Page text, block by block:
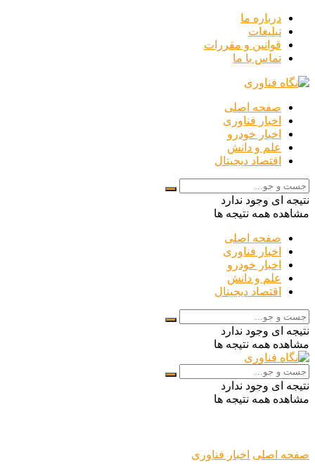
درباره ما
تبلیغات
قوانین و مقررات
تماس با ما
صفحه اصلی
اخبار فناوری
اخبار خودرو
علم و دانش
اقتصاد دیجیتال
نتیجه ای وجود ندارد
مشاهده همه نتیجه ها
صفحه اصلی
اخبار فناوری
اخبار خودرو
علم و دانش
اقتصاد دیجیتال
نتیجه ای وجود ندارد
مشاهده همه نتیجه ها
نتیجه ای وجود ندارد
مشاهده همه نتیجه ها
صفحه اصلی اخبار فناوری